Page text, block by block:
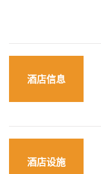
酒店信息
酒店设施